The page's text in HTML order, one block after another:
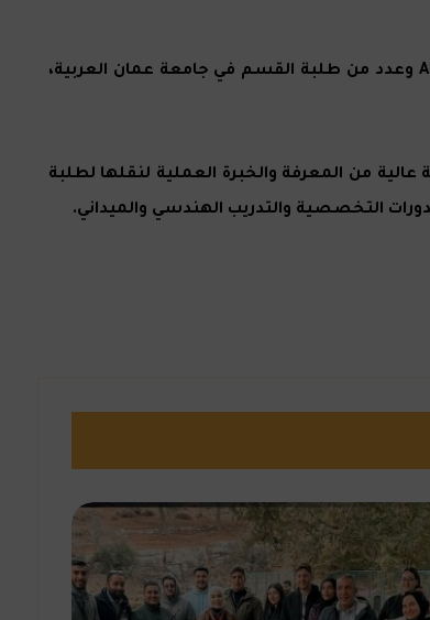
وحضر الورشة أعضاء الهيئة التدريسية في قسم هندسة الطاقة المتجددة وأعضاء الفرع الطلابي لجمعية مهندسي الطاقة AEE AAU وعدد من طلبة القسم في جامعة عمان العربية،
من المعرفة والخبرة العملية لنقلها لطلبة
التخصصية والتدريب الهندسي والميداني.